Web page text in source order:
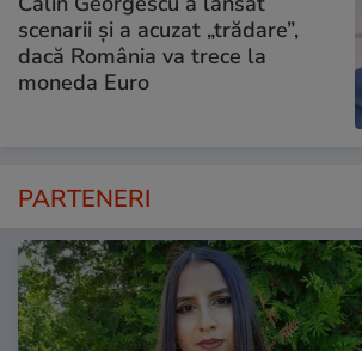
scenarii și a acuzat „trădare”,
dacă România va trece la
moneda Euro
PARTENERI